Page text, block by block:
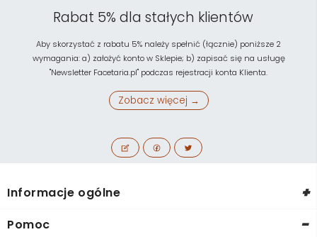
Rabat 5% dla stałych klientów
Aby skorzystać z rabatu 5% należy spełnić (łącznie) poniższe 2
wymagania: a) założyć konto w Sklepie; b) zapisać się na usługę
"Newsletter Facetaria.pl" podczas rejestracji konta Klienta.
Zobacz więcej →
Informacje ogólne +
Pomoc -